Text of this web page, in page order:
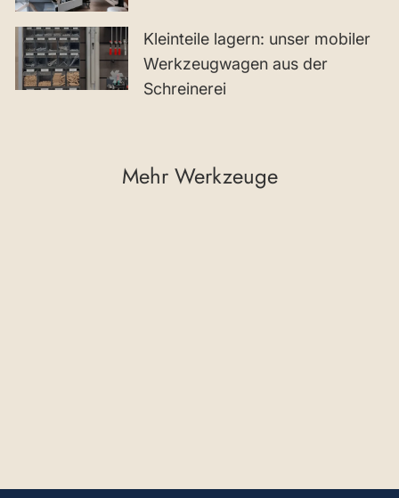
Kleinteile lagern: unser mobiler
Werkzeugwagen aus der
Schreinerei
Mehr Werkzeuge